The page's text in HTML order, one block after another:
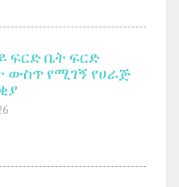
ፍርድ ቤት ፍርድ
ውስጥ የሚገኝ የሀራጅ